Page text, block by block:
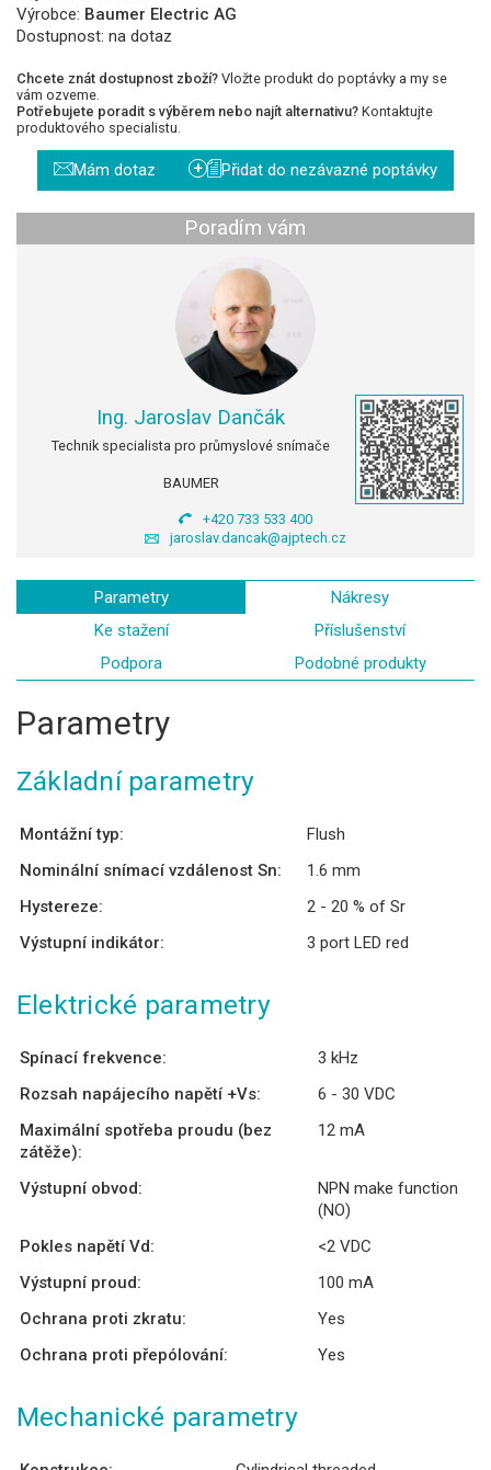
Výrobce: Baumer Electric AG
Dostupnost: na dotaz
Chcete znát dostupnost zboží? Vložte produkt do poptávky a my se
vám ozveme.
Potřebujete poradit s výběrem nebo najít alternativu? Kontaktujte
produktového specialistu.
Mám dotaz + Přidat do nezávazné poptávky
Poradím vám
Ing. Jaroslav Dančák
Technik specialista pro průmyslové snímače
BAUMER
+420 733 533 400
jaroslav.dancak@ajptech.cz
Parametry
Nákresy
Ke stažení
Příslušenství
Podpora
Podobné produkty
Parametry
Základní parametry
Montážní typ:
Flush
Nominální snímací vzdálenost Sn:
1.6 mm
Hystereze:
2 - 20 % of Sr
Výstupní indikátor:
3 port LED red
Elektrické parametry
Spínací frekvence:
3 kHz
Rozsah napájecího napětí +Vs:
6 - 30 VDC
Maximální spotřeba proudu (bez
zátěže):
12 mA
Výstupní obvod:
NPN make function
(NO)
Pokles napětí Vd:
<2 VDC
Výstupní proud:
100 mA
Ochrana proti zkratu:
Yes
Ochrana proti přepólování:
Yes
Mechanické parametry